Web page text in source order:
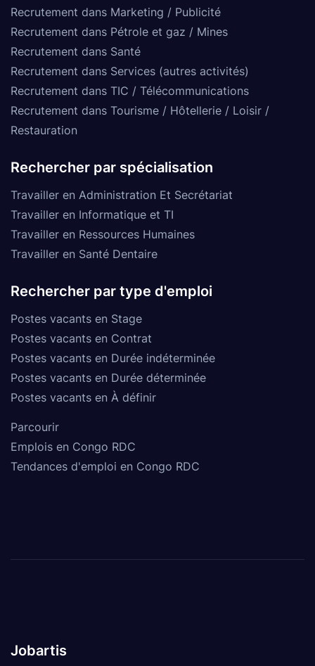
Recrutement dans Marketing / Publicité
Recrutement dans Pétrole et gaz / Mines
Recrutement dans Santé
Recrutement dans Services (autres activités)
Recrutement dans TIC / Télécommunications
Recrutement dans Tourisme / Hôtellerie / Loisir /
Restauration
Rechercher par spécialisation
Travailler en Administration Et Secrétariat
Travailler en Informatique et TI
Travailler en Ressources Humaines
Travailler en Santé Dentaire
Rechercher par type d'emploi
Postes vacants en Stage
Postes vacants en Contrat
Postes vacants en Durée indéterminée
Postes vacants en Durée déterminée
Postes vacants en À définir
Parcourir
Emplois en Congo RDC
Tendances d'emploi en Congo RDC
Jobartis